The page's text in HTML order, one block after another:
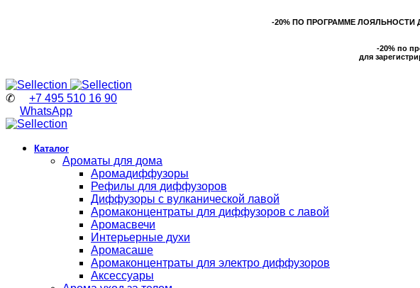
-20% ПО ПРОГРАММЕ
-20% по
для
✆ +7 495 510 16 90
WhatsApp
Каталог
Ароматы для дома
Аромадиффузоры
Рефилы для диффузоров
Диффузоры с вулканической лавой
Аромаконцентраты для диффузоров с лавой
Аромасвечи
Интерьерные духи
Аромасаше
Аромаконцентраты для электро диффузоров
Аксессуары